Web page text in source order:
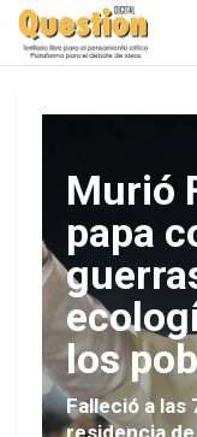
Murió
papa
los
Falleció a las
residencia